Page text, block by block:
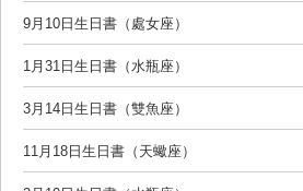
9月10日生日書（處女座）
1月31日生日書（水瓶座）
3月14日生日書（雙魚座）
11月18日生日書（天蠍座）